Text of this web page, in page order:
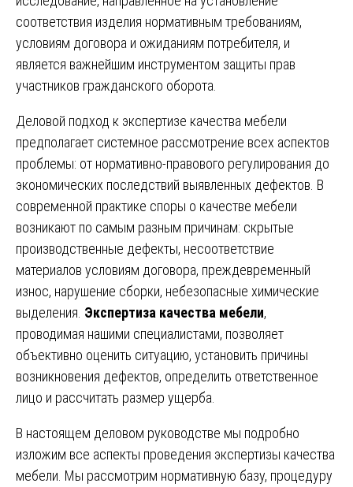
соответствия изделия нормативным требованиям,
условиям договора и ожиданиям потребителя, и
является важнейшим инструментом защиты прав
участников гражданского оборота.
Деловой подход к экспертизе качества мебели
предполагает системное рассмотрение всех аспектов
проблемы: от нормативно-правового регулирования до
экономических последствий выявленных дефектов. В
современной практике споры о качестве мебели
возникают по самым разным причинам: скрытые
производственные дефекты, несоответствие
материалов условиям договора, преждевременный
износ, нарушение сборки, небезопасные химические
выделения. Экспертиза качества мебели,
проводимая нашими специалистами, позволяет
объективно оценить ситуацию, установить причины
возникновения дефектов, определить ответственное
лицо и рассчитать размер ущерба.
В настоящем деловом руководстве мы подробно
изложим все аспекты проведения экспертизы качества
мебели. Мы рассмотрим нормативную базу, процедуру